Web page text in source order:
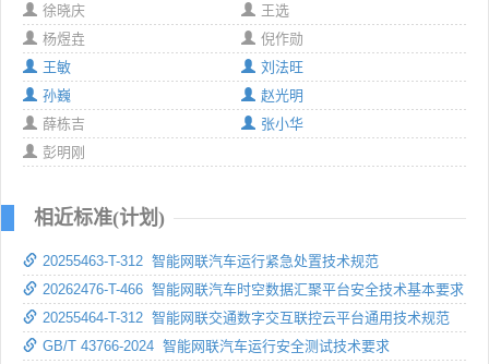
徐晓庆
王选
杨煜垚
倪作勋
王敏
刘法旺
孙巍
赵光明
薛栋吉
张小华
彭明刚
相近标准(计划)
20255463-T-312 智能网联汽车运行紧急处置技术规范
20262476-T-466 智能网联汽车时空数据汇聚平台安全技术基本要求
20255464-T-312 智能网联交通数字交互联控云平台通用技术规范
GB/T 43766-2024 智能网联汽车运行安全测试技术要求